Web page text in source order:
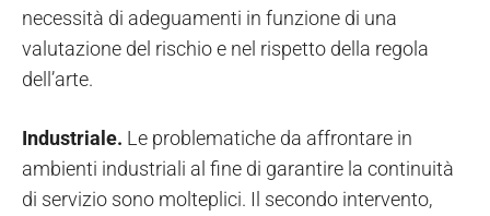
necessità di adeguamenti in funzione di una
valutazione del rischio e nel rispetto della regola
dell’arte.
Industriale. Le problematiche da affrontare in
ambienti industriali al fine di garantire la continuità
di servizio sono molteplici. Il secondo intervento,